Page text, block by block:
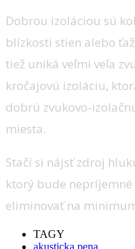
Dobrou izoláciou sú
blízkosti stien alebo
tiež uniká veľmi veľa
kročajovú izoláciu,
dobrú zvukovo-
miesta.
Stačí si nájsť zdroj
ktorý bude
eliminovať na
TAGY
akusticka pena